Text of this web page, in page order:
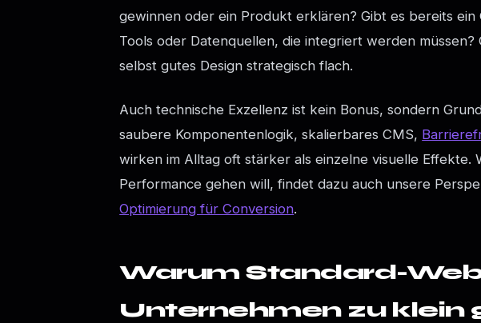
gewinnen oder ein Produkt erklären? Gibt es bereits
Tools oder Datenquellen, die integriert werden
selbst gutes Design strategisch flach.
Auch technische Exzellenz ist kein Bonus, sondern
saubere Komponentenlogik, skalierbares CMS,
wirken im Alltag oft stärker als einzelne visuelle Effekte.
Performance gehen will, findet dazu auch unsere
Optimierung für Conversion.
Warum Standard-
Unternehmen zu klein